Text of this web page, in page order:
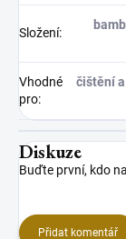
Složení:
Vhodné
pro:
čištění
Diskuze
Buďte první, kdo
Přidat komentář